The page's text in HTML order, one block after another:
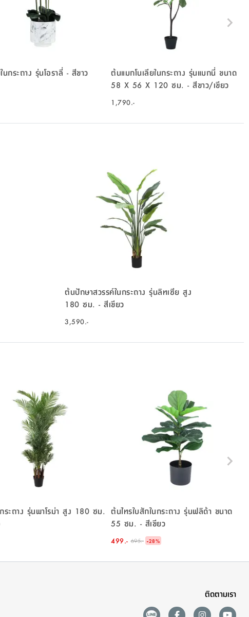
นกระถาง รุ่นโอราลี่ - สีขาว
ต้นแมกโนเลียในกระถาง รุ่นแมกนี่ ขนาด
58 X 56 X 120 ซม. - สีขาว/เขียว
1,790.-
ต้นปักษาสวรรค์ในกระถาง รุ่นลิทเซีย สูง
180 ซม. - สีเขียว
3,590.-
ระถาง รุ่นพาโรม่า สูง 180 ซม. ต้นไทรใบสักในกระถาง รุ่นฟลิด้า ขนาด
55 ซม. - สีเขียว
499.- 695.- -28%
ติดตามเรา